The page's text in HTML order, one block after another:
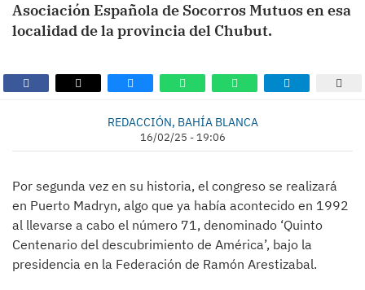
Asociación Española de Socorros Mutuos en esa
localidad de la provincia del Chubut.
REDACCIÓN, BAHÍA BLANCA
16/02/25 - 19:06
Por segunda vez en su historia, el congreso se realizará
en Puerto Madryn, algo que ya había acontecido en 1992
al llevarse a cabo el número 71, denominado ‘Quinto
Centenario del descubrimiento de América’, bajo la
presidencia en la Federación de Ramón Arestizabal.